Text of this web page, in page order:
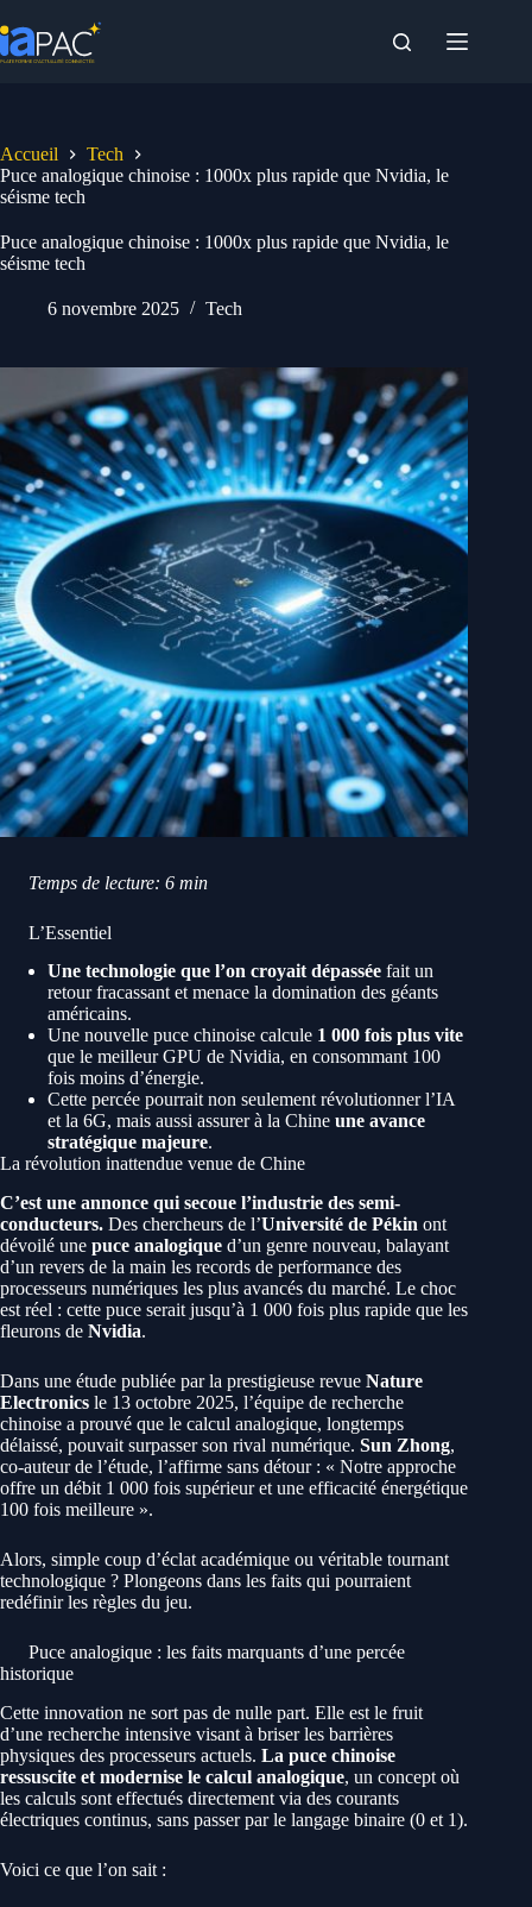
au
contenu
Accueil
Tech
Puce analogique chinoise : 1000x plus rapide que Nvidia, le
séisme tech
Puce analogique chinoise : 1000x plus rapide que Nvidia, le
séisme tech
6 novembre 2025 Tech
Temps de lecture: 6 min
L’Essentiel
Une technologie que l’on croyait dépassée fait un
retour fracassant et menace la domination des géants
américains.
Une nouvelle puce chinoise calcule 1 000 fois plus vite
que le meilleur GPU de Nvidia, en consommant 100
fois moins d’énergie.
Cette percée pourrait non seulement révolutionner l’IA
et la 6G, mais aussi assurer à la Chine une avance
stratégique majeure.
La révolution inattendue venue de Chine
C’est une annonce qui secoue l’industrie des semi-
conducteurs. Des chercheurs de l’Université de Pékin ont
dévoilé une puce analogique d’un genre nouveau, balayant
d’un revers de la main les records de performance des
processeurs numériques les plus avancés du marché. Le choc
est réel : cette puce serait jusqu’à 1 000 fois plus rapide que les
fleurons de Nvidia.
Dans une étude publiée par la prestigieuse revue Nature
Electronics le 13 octobre 2025, l’équipe de recherche
chinoise a prouvé que le calcul analogique, longtemps
délaissé, pouvait surpasser son rival numérique. Sun Zhong,
co-auteur de l’étude, l’affirme sans détour : « Notre approche
offre un débit 1 000 fois supérieur et une efficacité énergétique
100 fois meilleure ».
Alors, simple coup d’éclat académique ou véritable tournant
technologique ? Plongeons dans les faits qui pourraient
redéfinir les règles du jeu.
Puce analogique : les faits marquants d’une percée
historique
Cette innovation ne sort pas de nulle part. Elle est le fruit
d’une recherche intensive visant à briser les barrières
physiques des processeurs actuels. La puce chinoise
ressuscite et modernise le calcul analogique, un concept où
les calculs sont effectués directement via des courants
électriques continus, sans passer par le langage binaire (0 et 1).
Voici ce que l’on sait :